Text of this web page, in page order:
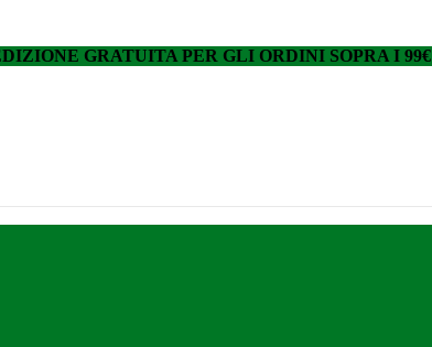
GRATUITA PER GLI ORDINI SOPRA I 99€